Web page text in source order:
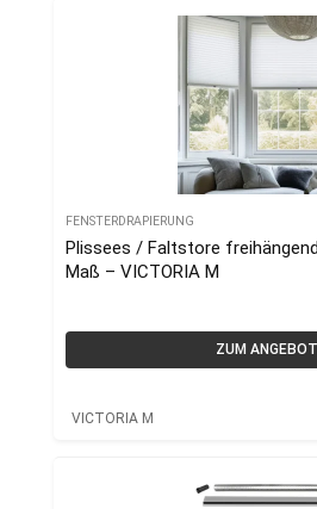
FENSTERDRAPIERUNG
Plissees / Faltstore
Maß – VICTORIA M
ZUM ANGEBOT
VICTORIA M